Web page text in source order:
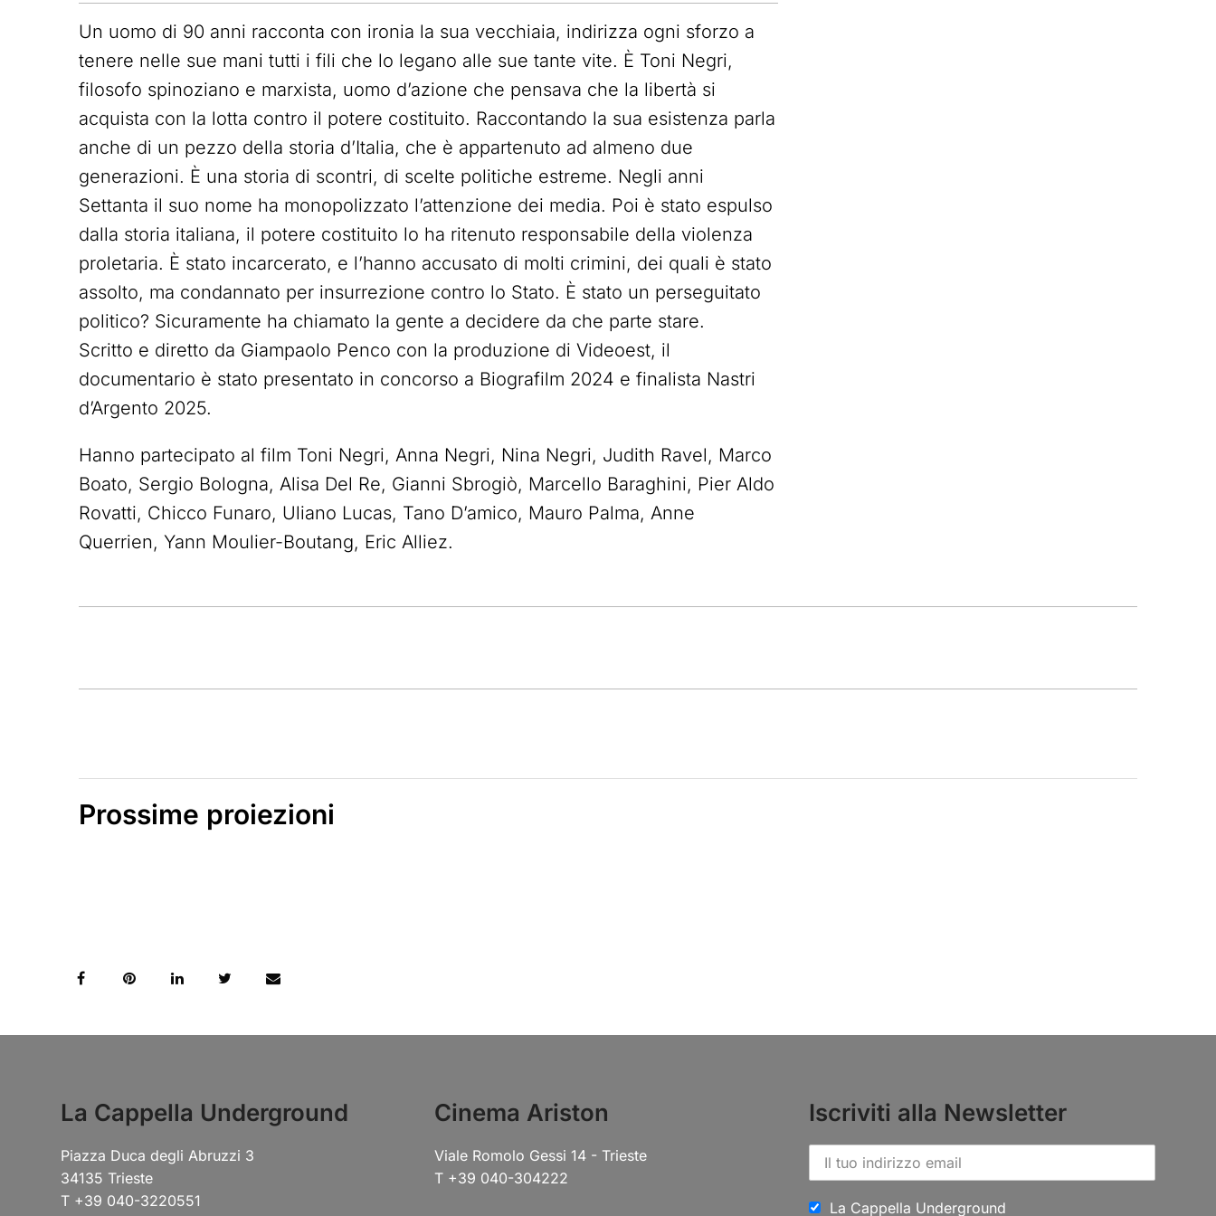
Un uomo di 90 anni racconta con ironia la sua vecchiaia, indirizza ogni sforzo a
tenere nelle sue mani tutti i fili che lo legano alle sue tante vite. È Toni Negri,
filosofo spinoziano e marxista, uomo d’azione che pensava che la libertà si
acquista con la lotta contro il potere costituito. Raccontando la sua esistenza parla
anche di un pezzo della storia d’Italia, che è appartenuto ad almeno due
generazioni. È una storia di scontri, di scelte politiche estreme. Negli anni
Settanta il suo nome ha monopolizzato l’attenzione dei media. Poi è stato espulso
dalla storia italiana, il potere costituito lo ha ritenuto responsabile della violenza
proletaria. È stato incarcerato, e l’hanno accusato di molti crimini, dei quali è stato
assolto, ma condannato per insurrezione contro lo Stato. È stato un perseguitato
politico? Sicuramente ha chiamato la gente a decidere da che parte stare.
Scritto e diretto da Giampaolo Penco con la produzione di Videoest, il
documentario è stato presentato in concorso a Biografilm 2024 e finalista Nastri
d’Argento 2025.
Hanno partecipato al film Toni Negri, Anna Negri, Nina Negri, Judith Ravel, Marco
Boato, Sergio Bologna, Alisa Del Re, Gianni Sbrogiò, Marcello Baraghini, Pier Aldo
Rovatti, Chicco Funaro, Uliano Lucas, Tano D’amico, Mauro Palma, Anne
Querrien, Yann Moulier-Boutang, Eric Alliez.
Prossime proiezioni
La Cappella Underground
Piazza Duca degli Abruzzi 3
34135 Trieste
T +39 040-3220551
Cinema Ariston
Viale Romolo Gessi 14 - Trieste
T +39 040-304222
Iscriviti alla Newsletter
La Cappella Underground